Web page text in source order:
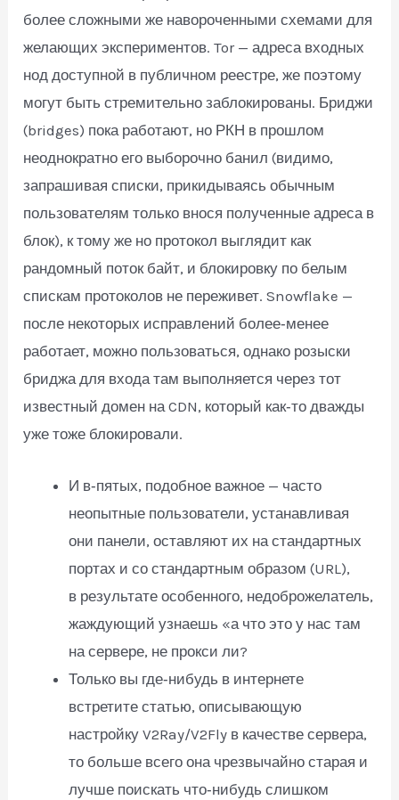
более сложными же навороченными схемами для
желающих экспериментов. Tor — адреса входных
нод доступной в публичном реестре, же поэтому
могут быть стремительно заблокированы. Бриджи
(bridges) пока работают, но РКН в прошлом
неоднократно его выборочно банил (видимо,
запрашивая списки, прикидываясь обычным
пользователям только внося полученные адреса в
блок), к тому же но протокол выглядит как
рандомный поток байт, и блокировку по белым
спискам протоколов не переживет. Snowflake —
после некоторых исправлений более‑менее
работает, можно пользоваться, однако розыски
бриджа для входа там выполняется через тот
известный домен на CDN, который как‑то дважды
уже тоже блокировали.
И в‑пятых, подобное важное — часто
неопытные пользователи, устанавливая
они панели, оставляют их на стандартных
портах и со стандартным образом (URL),
в результате особенного, недоброжелатель,
жаждующий узнаешь «а что это у нас там
на сервере, не прокси ли?
Только вы где‑нибудь в интернете
встретите статью, описывающую
настройку V2Ray/V2Fly в качестве сервера,
то больше всего она чрезвычайно старая и
лучше поискать что‑нибудь слишком